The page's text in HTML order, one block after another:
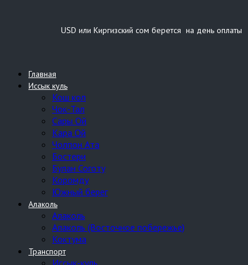
USD или Киргизский сом берется на день оплаты
Главная
Иссык куль
Кош кол
Чок-Тал
Сары Ой
Кара Ой
Чолпон Ата
Бостери
Булан Соготу
Коромду
Южный берег
Алаколь
Алаколь
Алаколь (Восточное побережье)
Коктума
Транспорт
Иссык-куль